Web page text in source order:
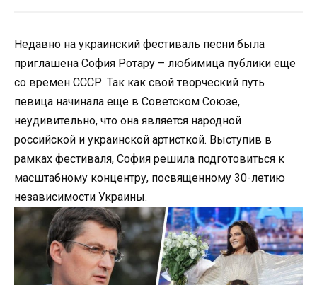
Недавно на украинский фестиваль песни была
приглашена София Ротару – любимица публики еще
со времен СССР. Так как свой творческий путь
певица начинала еще в Советском Союзе,
неудивительно, что она является народной
российской и украинской артисткой. Выступив в
рамках фестиваля, София решила подготовиться к
масштабному концентру, посвященному 30-летию
независимости Украины.